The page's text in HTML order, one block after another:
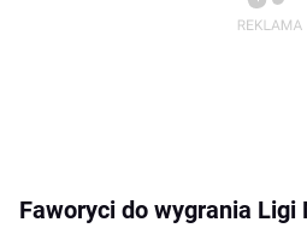
Faworyci do wygrania Ligi